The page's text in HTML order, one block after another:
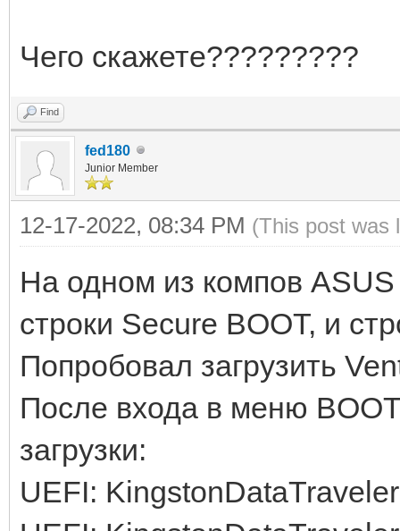
Чего скажете?????????
Find
fed180
Junior Member
12-17-2022, 08:34 PM (This post was
На одном из компов
строки Secure BOOT, и
Попробовал загрузить
После входа в меню
загрузки:
UEFI: